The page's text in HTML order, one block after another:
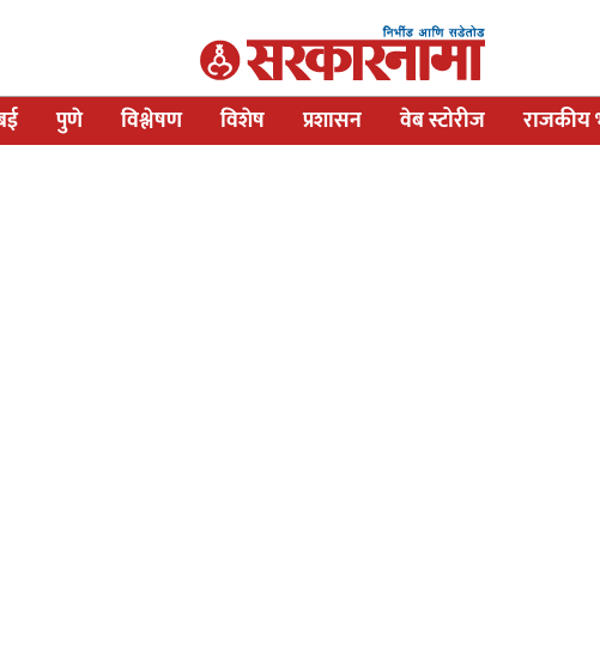
पुणे विश्लेषण विशेष प्रशासन वेब स्टोरीज राजकीय